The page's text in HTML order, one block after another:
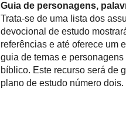
Guia de personagens,
Trata-se de uma lista dos
devocional de estudo
referências e até oferece um
guia de temas e
bíblico. Este recurso será de
plano de estudo número dois.